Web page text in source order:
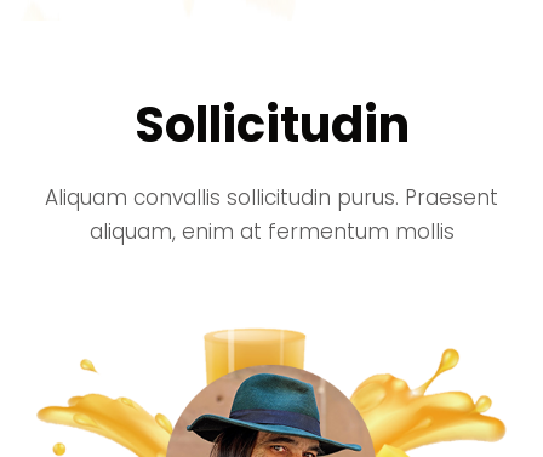
Sollicitudin
Aliquam convallis sollicitudin purus. Praesent
aliquam, enim at fermentum mollis